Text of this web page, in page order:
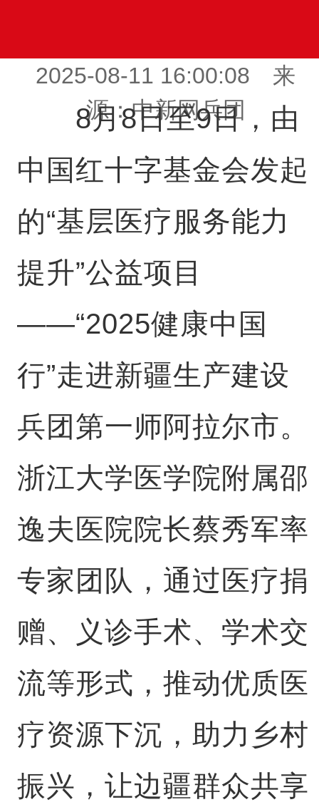
2025-08-11 16:00:08 来
源：中新网兵团
8月8日至9日，由
中国红十字基金会发起
的“基层医疗服务能力
提升”公益项目
——“2025健康中国
行”走进新疆生产建设
兵团第一师阿拉尔市。
浙江大学医学院附属邵
逸夫医院院长蔡秀军率
专家团队，通过医疗捐
赠、义诊手术、学术交
流等形式，推动优质医
疗资源下沉，助力乡村
振兴，让边疆群众共享